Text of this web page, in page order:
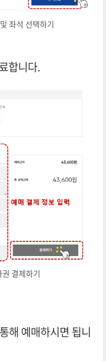
좌석 선택하기
합니다.
결제하기
해 예매하시면 됩니